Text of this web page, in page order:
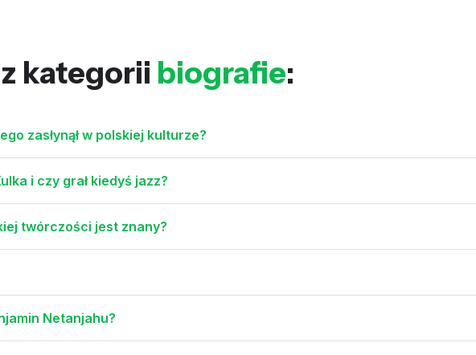
z kategorii biografie:
zasłynął w polskiej kulturze?
i czy grał kiedyś jazz?
twórczości jest znany?
Netanjahu?